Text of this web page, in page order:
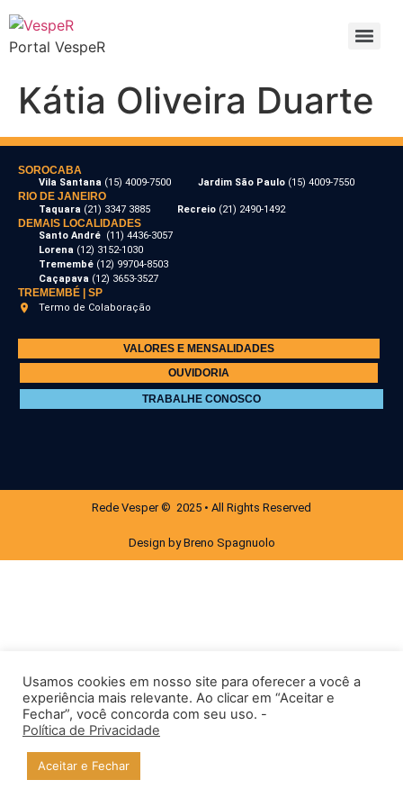
Portal VespeR
Kátia Oliveira Duarte
SOROCABA
Vila Santana (15) 4009-7500 Jardim São Paulo (15) 4009-7550
RIO DE JANEIRO
Taquara (21) 3347 3885 Recreio (21) 2490-1492
DEMAIS LOCALIDADES
Santo André (11) 4436-3057
Lorena (12) 3152-1030
Tremembé (12) 99704-8503
Caçapava (12) 3653-3527
TREMEMBÉ | SP
Termo de Colaboração
VALORES E MENSALIDADES
OUVIDORIA
TRABALHE CONOSCO
Rede Vesper © 2025 • All Rights Reserved
Design by Breno Spagnuolo
Usamos cookies em nosso site para oferecer a você a
experiência mais relevante. Ao clicar em “Aceitar e
Fechar”, você concorda com seu uso. -
Política de Privacidade
Aceitar e Fechar